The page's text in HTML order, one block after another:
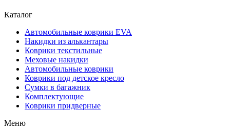
Каталог
Автомобильные коврики EVA
Накидки из алькантары
Коврики текстильные
Меховые накидки
Автомобильные коврики
Коврики под детское кресло
Сумки в багажник
Комплектующие
Коврики придверные
Меню